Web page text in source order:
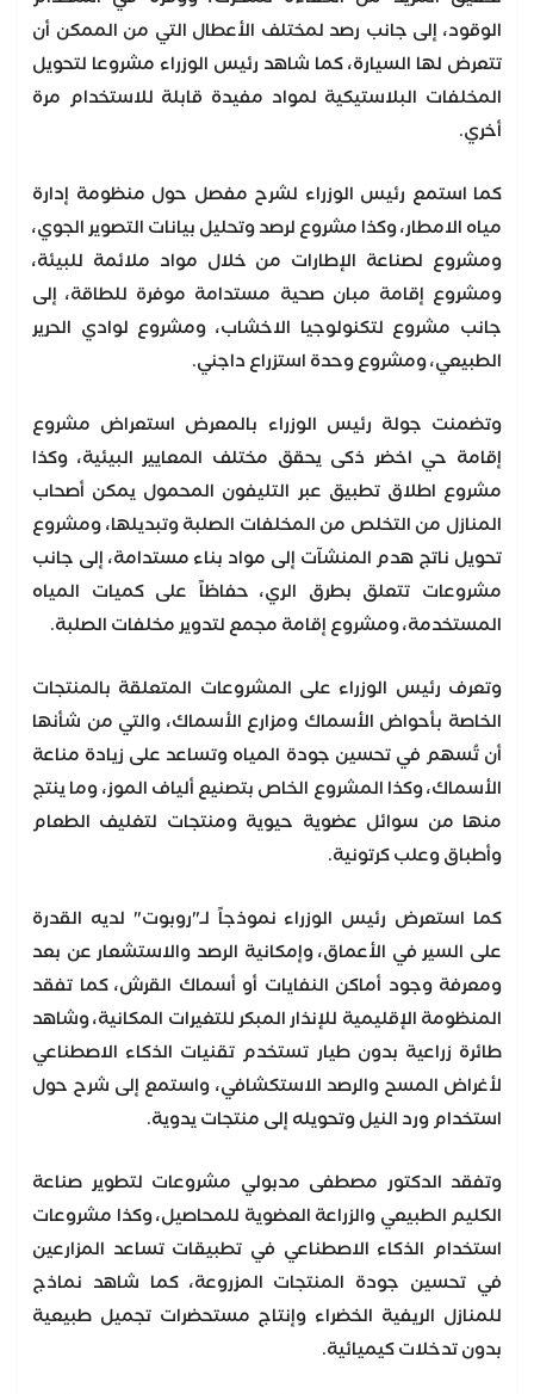
الوقود، إلى جانب رصد لمختلف الأعطال التي من الممكن أن
تتعرض لها السيارة، كما شاهد رئيس الوزراء مشروعا لتحويل
المخلفات البلاستيكية لمواد مفيدة قابلة للاستخدام مرة
أخري.
كما استمع رئيس الوزراء لشرح مفصل حول منظومة إدارة
مياه الامطار، وكذا مشروع لرصد وتحليل بيانات التصوير الجوي،
ومشروع لصناعة الإطارات من خلال مواد ملائمة للبيئة،
ومشروع إقامة مبان صحية مستدامة موفرة للطاقة، إلى
جانب مشروع لتكنولوجيا الاخشاب، ومشروع لوادي الحرير
الطبيعي، ومشروع وحدة استزراع داجني.
وتضمنت جولة رئيس الوزراء بالمعرض استعراض مشروع
إقامة حي اخضر ذكى يحقق مختلف المعايير البيئية، وكذا
مشروع اطلاق تطبيق عبر التليفون المحمول يمكن أصحاب
المنازل من التخلص من المخلفات الصلبة وتبديلها، ومشروع
تحويل ناتج هدم المنشآت إلى مواد بناء مستدامة، إلى جانب
مشروعات تتعلق بطرق الري، حفاظاً على كميات المياه
المستخدمة، ومشروع إقامة مجمع لتدوير مخلفات الصلبة.
وتعرف رئيس الوزراء على المشروعات المتعلقة بالمنتجات
الخاصة بأحواض الأسماك ومزارع الأسماك، والتي من شأنها
أن تُسهم في تحسين جودة المياه وتساعد على زيادة مناعة
الأسماك، وكذا المشروع الخاص بتصنيع ألياف الموز، وما ينتج
منها من سوائل عضوية حيوية ومنتجات لتغليف الطعام
وأطباق وعلب كرتونية.
كما استعرض رئيس الوزراء نموذجاً لـ"روبوت" لديه القدرة
على السير في الأعماق، وإمكانية الرصد والاستشعار عن بعد
ومعرفة وجود أماكن النفايات أو أسماك القرش، كما تفقد
المنظومة الإقليمية للإنذار المبكر للتغيرات المكانية، وشاهد
طائرة زراعية بدون طيار تستخدم تقنيات الذكاء الاصطناعي
لأغراض المسح والرصد الاستكشافي، واستمع إلى شرح حول
استخدام ورد النيل وتحويله إلى منتجات يدوية.
وتفقد الدكتور مصطفى مدبولي مشروعات لتطوير صناعة
الكليم الطبيعي والزراعة العضوية للمحاصيل، وكذا مشروعات
استخدام الذكاء الاصطناعي في تطبيقات تساعد المزارعين
في تحسين جودة المنتجات المزروعة، كما شاهد نماذج
للمنازل الريفية الخضراء وإنتاج مستحضرات تجميل طبيعية
بدون تدخلات كيميائية.